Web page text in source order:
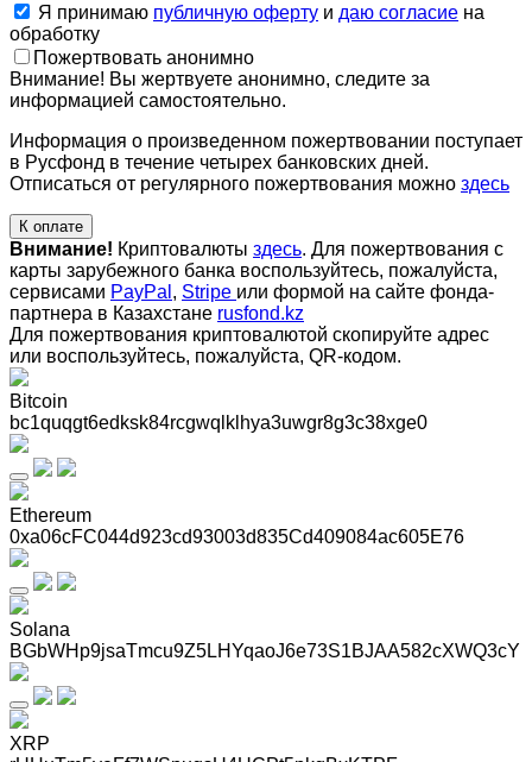
Я принимаю публичную оферту и даю согласие на
обработку
Пожертвовать анонимно
Внимание! Вы жертвуете анонимно, следите за
информацией самостоятельно.
Информация о произведенном пожертвовании поступает
в Русфонд в течение четырех банковских дней.
Отписаться от регулярного пожертвования можно здесь
К оплате
Внимание! Криптовалюты здесь. Для пожертвования с
карты зарубежного банка воспользуйтесь, пожалуйста,
сервисами PayPal , Stripe или формой на сайте фонда-
партнера в Казахстане rusfond.kz
Для пожертвования криптовалютой скопируйте адрес
или воспользуйтесь, пожалуйста, QR-кодом.
Bitcoin
bc1quqgt6edksk84rcgwqlklhya3uwgr8g3c38xge0
Ethereum
0xa06cFC044d923cd93003d835Cd409084ac605E76
Solana
BGbWHp9jsaTmcu9Z5LHYqaoJ6e73S1BJAA582cXWQ3cY
XRP